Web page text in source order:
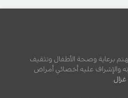
برعاية وصحة الأطفال وتثقيف
والإشراف عليه أخصائي أمراض